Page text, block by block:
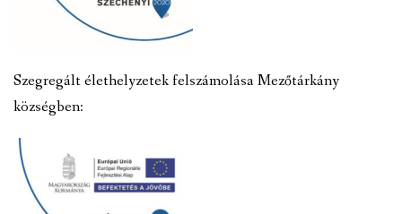
Szegregált élethelyzetek felszámolása Mezőtárkány
községben: